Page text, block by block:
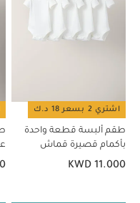
العناية:
التنظيف
يتضمن المنتج:
مفرش
اشتري 2 بسعر 18 د.ك
طقم ألبسة قطعة واحدة
بأكمام قصيرة قماش
عضوي بلون أبيض - 5 قطع
KWD 11.000